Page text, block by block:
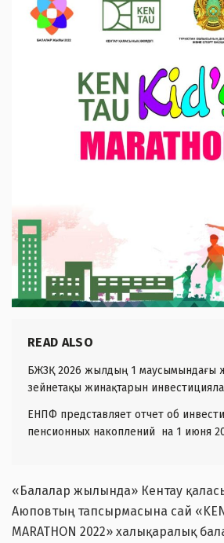
READ ALSO
БЖЗҚ 2026 жылдың 1 маусымындағы
зейнетақы жинақтарын
ЕНПФ представляет отчет об
пенсионных накоплений на 1 июня
«Балалар жылында» Кентау
Аюповтың тапсырмасына сай
MARATHON 2022» халықаралық